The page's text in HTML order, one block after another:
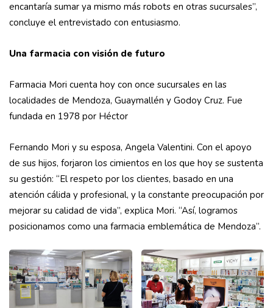
encantaría sumar ya mismo más robots en otras sucursales”,
concluye el entrevistado con entusiasmo.
Una farmacia con visión de futuro
Farmacia Mori cuenta hoy con once sucursales en las
localidades de Mendoza, Guaymallén y Godoy Cruz. Fue
fundada en 1978 por Héctor
Fernando Mori y su esposa, Angela Valentini. Con el apoyo
de sus hijos, forjaron los cimientos en los que hoy se sustenta
su gestión: “El respeto por los clientes, basado en una
atención cálida y profesional, y la constante preocupación por
mejorar su calidad de vida”, explica Mori. “Así, logramos
posicionamos como una farmacia emblemática de Mendoza”.